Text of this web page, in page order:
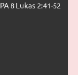
PA 8 Lukas 2:41-52